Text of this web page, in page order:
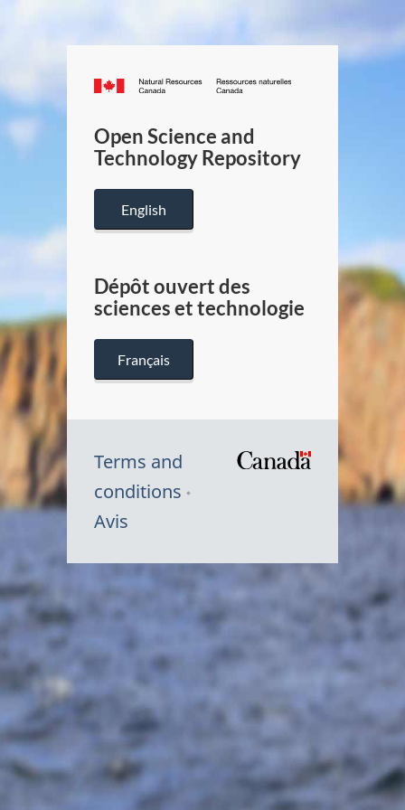
Canada.ca
/
Canada
Open Science and
Technology Repository
English
Dépôt ouvert des
sciences et technologie
Français
Terms and
conditions
Avis
Symbole
Canada